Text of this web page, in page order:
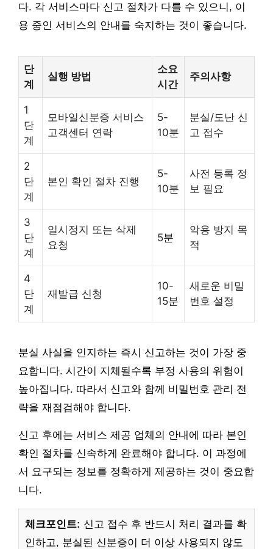
다. 각 서비스마다 신고 절차가 다를 수 있으니, 이
용 중인 서비스의 안내를 숙지하는 것이 좋습니다.
단
계
실행 방법
소요
시간
주의사항
1
단
계
모바일신분증 서비스
고객센터 연락
5-
10분
분실/도난 신
고 접수
2
단
계
본인 확인 절차 진행
5-
10분
사전 등록 정
보 필요
3
단
계
일시정지 또는 삭제
요청
5분
악용 방지 목
적
4
단
계
재발급 신청
10-
15분
새로운 비밀
번호 설정
분실 사실을 인지하는 즉시 신고하는 것이 가장 중
요합니다. 시간이 지체될수록 부정 사용의 위험이
높아집니다. 따라서 신고와 함께 비밀번호 관리 전
략을 재점검해야 합니다.
신고 후에는 서비스 제공 업체의 안내에 따라 본인
확인 절차를 신속하게 완료해야 합니다. 이 과정에
서 요구되는 정보를 정확하게 제공하는 것이 중요합
니다.
체크포인트: 신고 접수 후 반드시 처리 결과를 확
인하고, 분실된 신분증이 더 이상 사용되지 않도